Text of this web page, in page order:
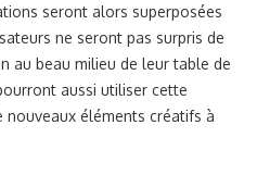
seront alors superposées
ne seront pas surpris de
au beau milieu de leur table de
aussi utiliser cette
éléments créatifs à